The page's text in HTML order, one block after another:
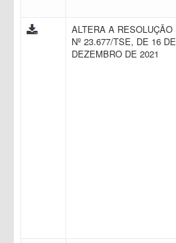
ALTERA A RESOLUÇÃO
Nº 23.677/TSE, DE 16 DE
DEZEMBRO DE 2021